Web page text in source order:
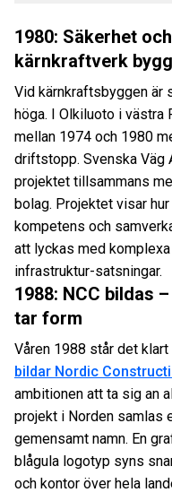
1980: Säkerhet
kärnkraftverk
Vid kärnkraftsbyggen är
höga. I Olkiluoto i västra
mellan 1974 och 1980
driftstopp. Svenska Väg
projektet tillsammans
bolag. Projektet visar
kompetens och
att lyckas med
infrastruktur-satsningar.
1988: NCC bildas
tar form
Våren 1988 står det klart
bildar Nordic
ambitionen att ta sig an
projekt i Norden samlas
gemensamt namn. En
blågula logotyp syns
och kontor över hela